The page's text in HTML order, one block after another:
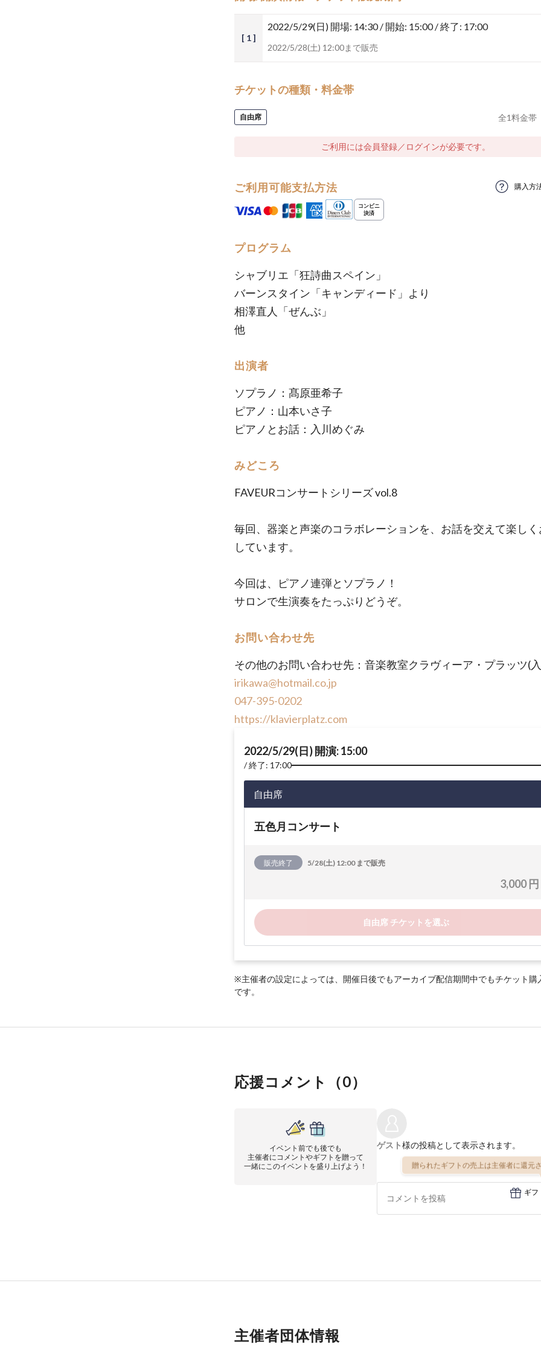
[ 1 ]
2022/5/29(日) 開場: 14:30 / 開始: 15:00 / 終了: 17:00
2022/5/28(土) 12:00まで販売
チケットの種類・料金帯
自由席 全1料金帯
ご利用には会員登録／ログインが必要です。
ご利用可能支払方法 購入方
プログラム
シャブリエ「狂詩曲スペイン」
バーンスタイン「キャンディード」より
相澤直人「ぜんぶ」
他
出演者
ソプラノ：髙原亜希子
ピアノ：山本いさ子
ピアノとお話：入川めぐみ
みどころ
FAVEURコンサートシリーズ vol.8
毎回、器楽と声楽のコラボレーションを、お話を交えて楽し
しています。
今回は、ピアノ連弾とソプラノ！
サロンで生演奏をたっぷりどうぞ。
お問い合わせ先
その他のお問い合わせ先：音楽教室クラヴィーア・プラッツ(
irikawa@hotmail.co.jp
047-395-0202
https://klavierplatz.com
2022/5/29(日) 開演: 15:00
終了: 17:00
自由席
五色月コンサート
販売終了 5/28(土) 12:00 まで販売
3,000 円
自由席 チケットを選ぶ
※主催者の設定によっては、開催日後でもアーカイブ配信期間中でもチケット購
です。
応援コメント（0）
イベント前でも後でも
主催者にコメントやギフトを贈って
一緒にこのイベントを盛り上げよう！
ゲスト様の投稿として表示されます。
贈られたギフトの売上は主催者に還元
ギフ
主催者団体情報